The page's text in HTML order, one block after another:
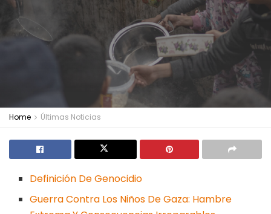
Home Últimas Noticias
Definición De Genocidio
Guerra Contra Los Niños De Gaza: Hambre